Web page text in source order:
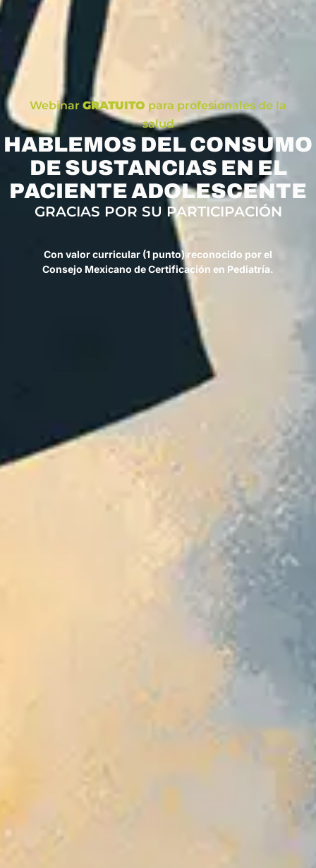
Webinar GRATUITO para profesionales de la
salud
HABLEMOS DEL CONSUMO
DE SUSTANCIAS EN EL
PACIENTE ADOLESCENTE
GRACIAS POR SU PARTICIPACIÓN
Con valor curricular (1 punto) reconocido por el
Consejo Mexicano de Certificación en Pediatría.